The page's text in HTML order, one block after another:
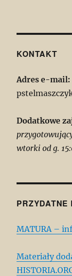
KONTAKT
Adres e-mail:
Dodatkowe
wtorki od g.
PRZYDATNE
MATURA –
Materiały